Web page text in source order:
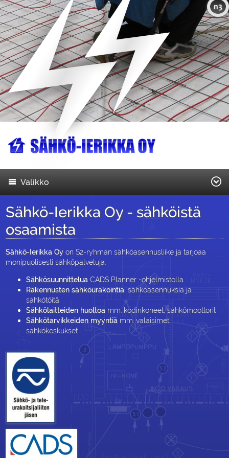
n3
Valikko
Sähkö-Ierikka Oy - sähköistä
osaamista
Sähkö-Ierikka Oy on S2-ryhmän sähköasennusliike ja tarjoaa
monipuolisesti sähköpalveluja:
Sähkösuunnittelua CADS Planner -ohjelmistolla
Rakennusten sähköurakointia, sähköasennuksia ja
sähkötöitä
Sähkölaitteiden huoltoa mm. kodinkoneet, sähkömoottorit
Sähkötarvikkeiden myyntiä mm. valaisimet,
sähkökeskukset